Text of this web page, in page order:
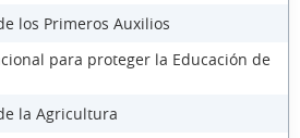
los Primeros Auxilios
para proteger la Educación de
la Agricultura